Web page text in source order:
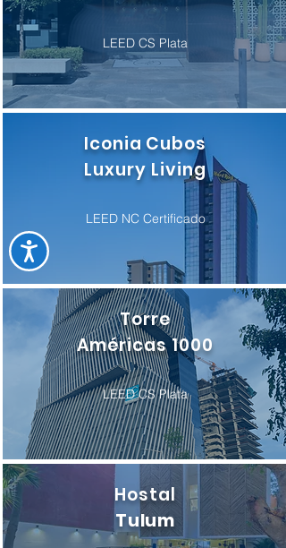
LEED CS Plata
Iconia Cubos
Luxury Living
LEED NC Certificado
Torre
Américas 1000
LEED CS Plata
Hostal
Tulum